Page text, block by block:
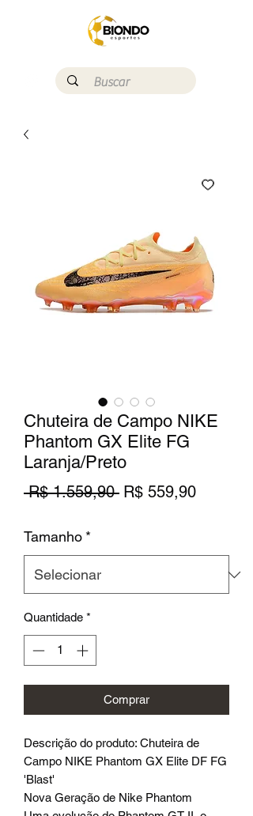
Chuteira de Campo NIKE
Phantom GX Elite FG
Laranja/Preto
R$ 1.559,90 Preço
R$ 559,90Preço
Tamanho *
Quantidade *
Comprar
Descrição do produto: Chuteira de
Campo NIKE Phantom GX Elite DF FG
'Blast'
Nova Geração de Nike Phantom